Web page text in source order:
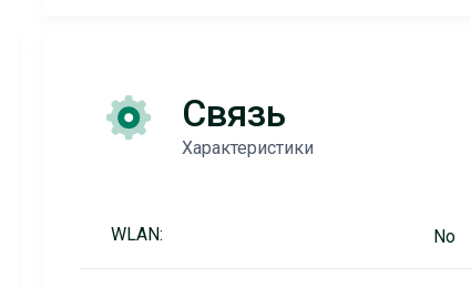
Связь
Характеристики
WLAN: No